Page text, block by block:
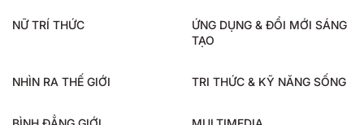
NỮ TRÍ THỨC
ỨNG DỤNG & ĐỔI MỚI SÁNG
TẠO
NHÌN RA THẾ GIỚI TRI THỨC & KỸ NĂNG SỐNG
BÌNH ĐẲNG GIỚI MULTIMEDIA